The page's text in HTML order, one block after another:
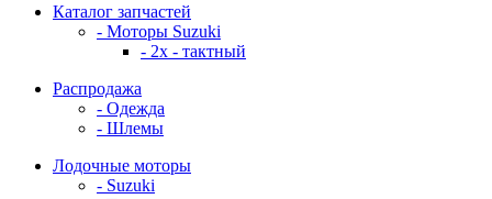
Каталог запчастей
- Моторы Suzuki
- 2x - тактный
Распродажа
- Одежда
- Шлемы
Лодочные моторы
- Suzuki